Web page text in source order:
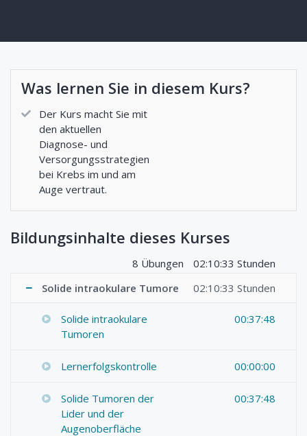
Was lernen Sie in diesem Kurs?
Der Kurs macht Sie mit
den aktuellen
Diagnose- und
Versorgungsstrategien
bei Krebs im und am
Auge vertraut.
Bildungsinhalte dieses Kurses
8 Übungen
02:10:33 Stunden
Solide intraokulare Tumore
02:10:33 Stunden
Solide intraokulare
Tumoren
00:37:48
Lernerfolgskontrolle 00:00:00
Solide Tumoren der
Lider und der
Augenoberfläche
00:37:48